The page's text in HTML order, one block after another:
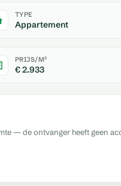
TYPE
Appartement
PRIJS/M²
€ 2.933
— de ontvanger heeft geen